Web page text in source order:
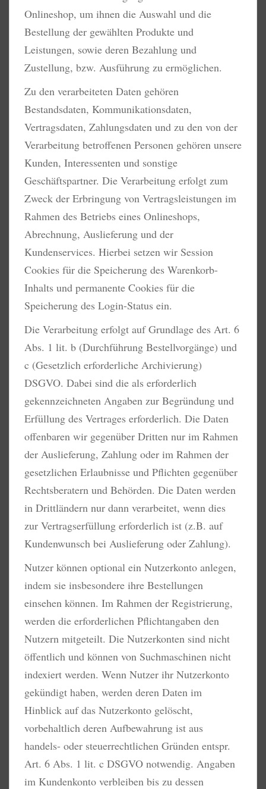
Onlineshop, um ihnen die Auswahl und die
Bestellung der gewählten Produkte und
Leistungen, sowie deren Bezahlung und
Zustellung, bzw. Ausführung zu ermöglichen.
Zu den verarbeiteten Daten gehören
Bestandsdaten, Kommunikationsdaten,
Vertragsdaten, Zahlungsdaten und zu den von der
Verarbeitung betroffenen Personen gehören unsere
Kunden, Interessenten und sonstige
Geschäftspartner. Die Verarbeitung erfolgt zum
Zweck der Erbringung von Vertragsleistungen im
Rahmen des Betriebs eines Onlineshops,
Abrechnung, Auslieferung und der
Kundenservices. Hierbei setzen wir Session
Cookies für die Speicherung des Warenkorb-
Inhalts und permanente Cookies für die
Speicherung des Login-Status ein.
Die Verarbeitung erfolgt auf Grundlage des Art. 6
Abs. 1 lit. b (Durchführung Bestellvorgänge) und
c (Gesetzlich erforderliche Archivierung)
DSGVO. Dabei sind die als erforderlich
gekennzeichneten Angaben zur Begründung und
Erfüllung des Vertrages erforderlich. Die Daten
offenbaren wir gegenüber Dritten nur im Rahmen
der Auslieferung, Zahlung oder im Rahmen der
gesetzlichen Erlaubnisse und Pflichten gegenüber
Rechtsberatern und Behörden. Die Daten werden
in Drittländern nur dann verarbeitet, wenn dies
zur Vertragserfüllung erforderlich ist (z.B. auf
Kundenwunsch bei Auslieferung oder Zahlung).
Nutzer können optional ein Nutzerkonto anlegen,
indem sie insbesondere ihre Bestellungen
einsehen können. Im Rahmen der Registrierung,
werden die erforderlichen Pflichtangaben den
Nutzern mitgeteilt. Die Nutzerkonten sind nicht
öffentlich und können von Suchmaschinen nicht
indexiert werden. Wenn Nutzer ihr Nutzerkonto
gekündigt haben, werden deren Daten im
Hinblick auf das Nutzerkonto gelöscht,
vorbehaltlich deren Aufbewahrung ist aus
handels- oder steuerrechtlichen Gründen entspr.
Art. 6 Abs. 1 lit. c DSGVO notwendig. Angaben
im Kundenkonto verbleiben bis zu dessen